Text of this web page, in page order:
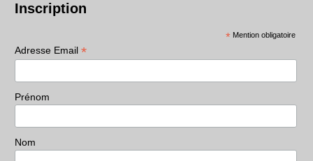
Inscription
* Mention obligatoire
Adresse Email *
Prénom
Nom